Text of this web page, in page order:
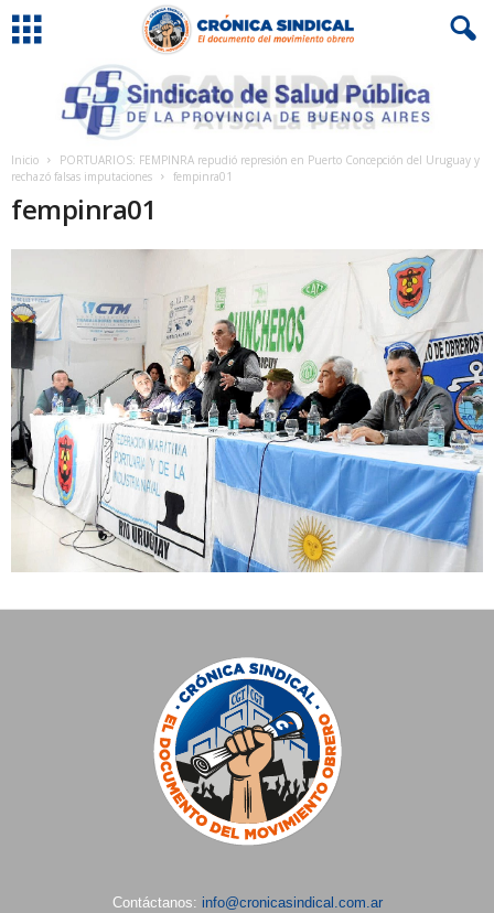
Inicio
PORTUARIOS: FEMPINRA repudió represión en Puerto Concepción del Uruguay y
rechazó falsas imputaciones
fempinra01
fempinra01
Contáctanos: info@cronicasindical.com.ar